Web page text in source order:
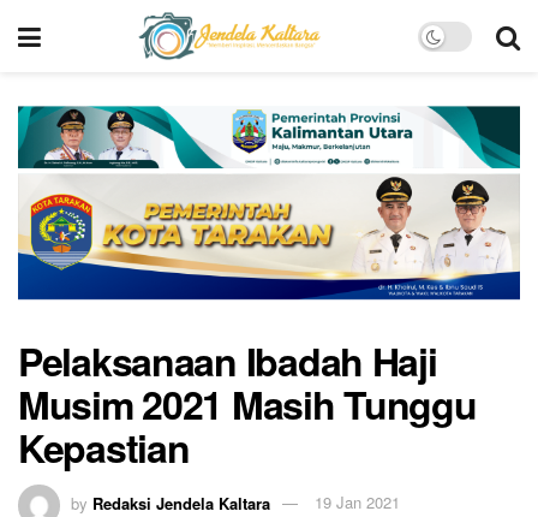
Pelaksanaan Ibadah Haji
Musim 2021 Masih Tunggu
Kepastian
by Redaksi Jendela Kaltara 19 Jan 2021